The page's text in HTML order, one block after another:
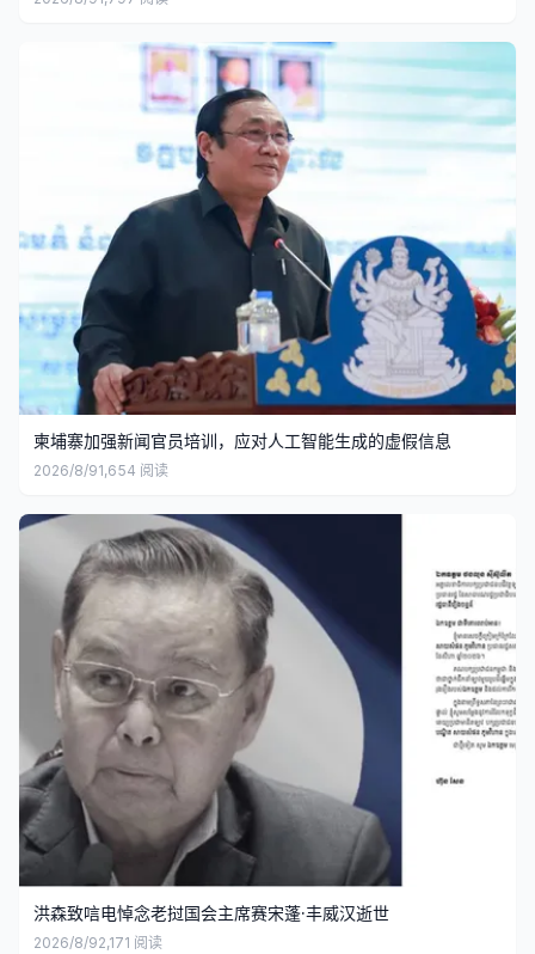
柬埔寨加强新闻官员培训，应对人工智能生成的虚假信息
2026/8/91,654 阅读
洪森致唁电悼念老挝国会主席赛宋蓬·丰威汉逝世
2026/8/92,171 阅读